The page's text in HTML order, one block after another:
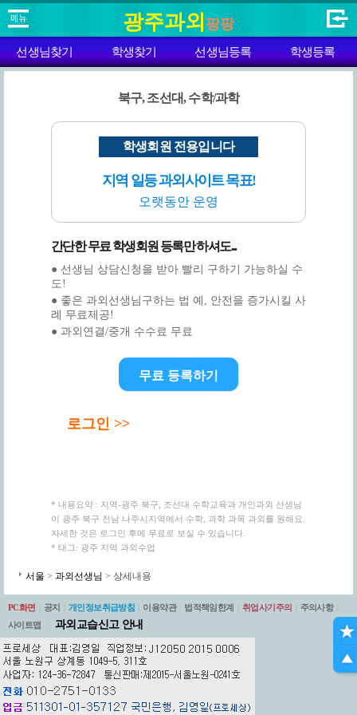
광주과외 팡팡
선생님찾기 학생찾기 선생님등록 학생등록
북구, 조선대, 수학/과학
학생회원 전용입니다
지역 일등 과외사이트 목표!
오랫동안 운영
간단한 무료 학생회원 등록만 하셔도...
● 선생님 상담신청을 받아 빨리 구하기 가능하실 수
도!
● 좋은 과외선생님구하는 법 예, 안전을 증가시킬 사
례 무료제공!
● 과외연결/중개 수수료 무료
무료 등록하기
로그인 >>
* 내용요약 : 지역-광주 북구, 조선대 수학교육과 개인과외 선생님
이 광주 북구 전남 나주시지역에서 수학, 과학 과목 과외를 원해요.
자세한 것은 로그인 후에 무료로 보실 수 있습니다.
* 태그: 광주 지역 과외수업
서울 > 과외선생님 > 상세내용
PC화면 공지 개인정보취급방침 이용약관 법적책임한계 취업사기주의 주의사항
사이트맵
과외교습신고 안내